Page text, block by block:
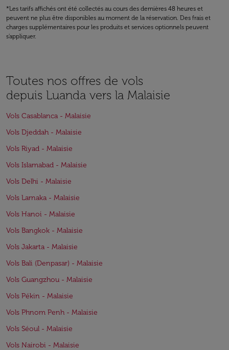
*Les tarifs affichés ont été collectés au cours des dernières 48 heures et
peuvent ne plus être disponibles au moment de la réservation. Des frais et
charges supplémentaires pour les produits et services optionnels peuvent
s'appliquer.
Toutes nos offres de vols
depuis Luanda vers la Malaisie
Vols Casablanca - Malaisie
Vols Djeddah - Malaisie
Vols Riyad - Malaisie
Vols Islamabad - Malaisie
Vols Delhi - Malaisie
Vols Larnaka - Malaisie
Vols Hanoi - Malaisie
Vols Bangkok - Malaisie
Vols Jakarta - Malaisie
Vols Bali (Denpasar) - Malaisie
Vols Guangzhou - Malaisie
Vols Pékin - Malaisie
Vols Phnom Penh - Malaisie
Vols Séoul - Malaisie
Vols Nairobi - Malaisie